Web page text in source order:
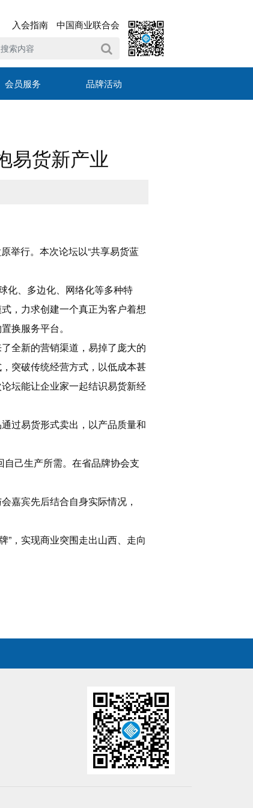
入会指南 中国商业联合会
会员服务 品牌活动
易货新产业
举行。本次论坛以“共享易货蓝
化、多边化、网络化等多种特
，力求创建一个真正为客户着想
换服务平台。
全新的营销渠道，易掉了庞大的
突破传统经营方式，以低成本甚
坛能让企业家一起结识易货新经
过易货形式卖出，以产品质量和
己生产所需。在省品牌协会支
嘉宾先后结合自身实际情况，
”，实现商业突围走出山西、走向